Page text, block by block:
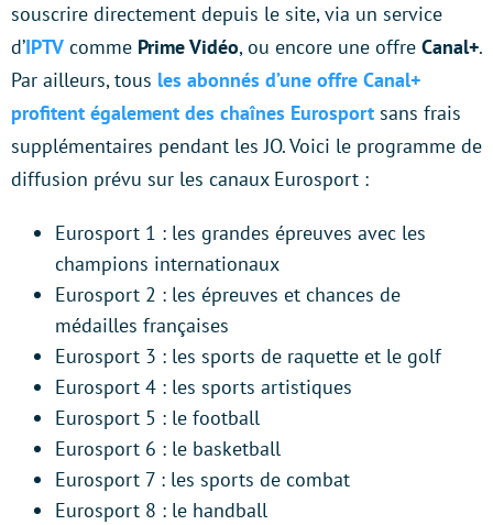
souscrire directement depuis le site, via un service
d’IPTV comme Prime Vidéo, ou encore une offre Canal+.
Par ailleurs, tous les abonnés d’une offre Canal+
profitent également des chaînes Eurosport sans frais
supplémentaires pendant les JO. Voici le programme de
diffusion prévu sur les canaux Eurosport :
Eurosport 1 : les grandes épreuves avec les
champions internationaux
Eurosport 2 : les épreuves et chances de
médailles françaises
Eurosport 3 : les sports de raquette et le golf
Eurosport 4 : les sports artistiques
Eurosport 5 : le football
Eurosport 6 : le basketball
Eurosport 7 : les sports de combat
Eurosport 8 : le handball